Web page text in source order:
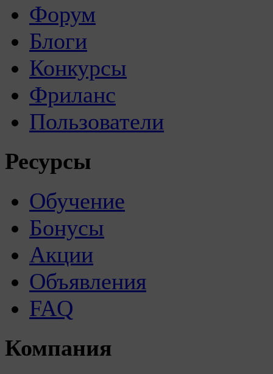
Форум
Блоги
Конкурсы
Фриланс
Пользователи
Ресурсы
Обучение
Бонусы
Акции
Объявления
FAQ
Компания